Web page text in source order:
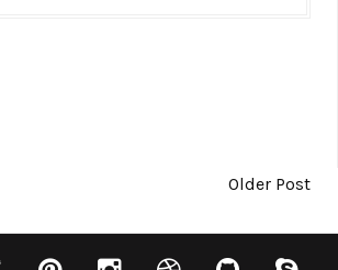
Older Post